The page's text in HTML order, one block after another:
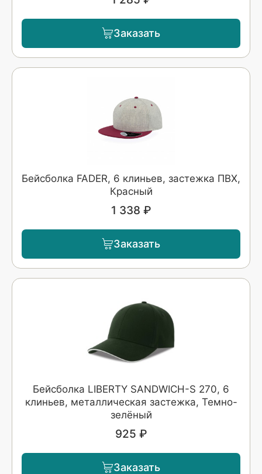
Заказать
Бейсболка FADER, 6 клиньев, застежка ПВХ,
Красный
1 338 ₽
Заказать
Бейсболка LIBERTY SANDWICH-S 270, 6
клиньев, металлическая застежка, Темно-
зелёный
925 ₽
Заказать